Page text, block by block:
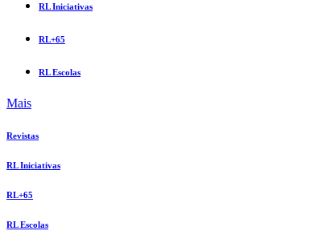
RL Iniciativas
RL+65
RL Escolas
Mais
Revistas
RL Iniciativas
RL+65
RL Escolas